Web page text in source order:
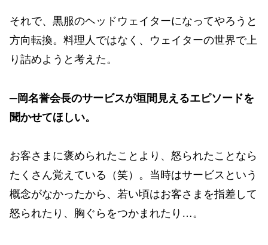
それで、黒服のヘッドウェイターになってやろうと
方向転換。料理人ではなく、ウェイターの世界で上
り詰めようと考えた。
─岡名誉会長のサービスが垣間見えるエピソードを
聞かせてほしい。
お客さまに褒められたことより、怒られたことなら
たくさん覚えている（笑）。当時はサービスという
概念がなかったから、若い頃はお客さまを指差して
怒られたり、胸ぐらをつかまれたり…。